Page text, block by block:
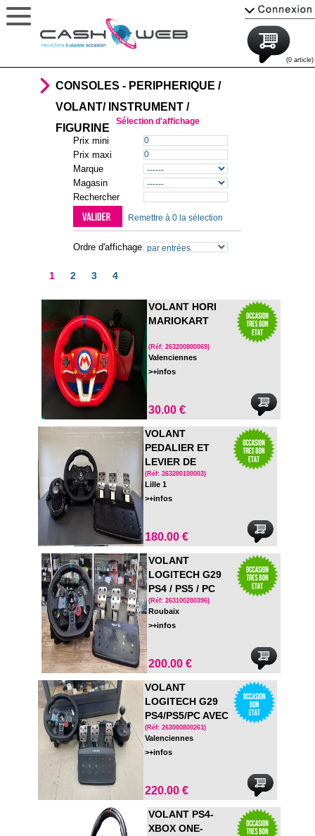
(0 article)
CONSOLES - PERIPHERIQUE /
VOLANT/ INSTRUMENT /
FIGURINE
Sélection d'affichage
Prix mini
Prix maxi
Marque
Magasin
Rechercher
Remettre à 0 la sélection
Ordre d'affichage
1 2 3 4
VOLANT HORI
MARIOKART
(Réf: 263200800069)
Valenciennes
>+infos
30.00 €
VOLANT
PEDALIER ET
LEVIER DE
VITESSE
LOGITECH G923
SE EN BOITE
(Réf: 263200100003)
Lille 1
>+infos
180.00 €
VOLANT
LOGITECH G29
PS4 / PS5 / PC
AVEC PEDALIER
ET LEVIER
(Réf: 263100200396)
Roubaix
>+infos
200.00 €
VOLANT
LOGITECH G29
PS4/PS5/PC AVEC
PEDALIER LEVIER
DE VITESSE ET
SUPPORT EN
(Réf: 263000800261)
Valenciennes
>+infos
220.00 €
VOLANT PS4-
XBOX ONE-